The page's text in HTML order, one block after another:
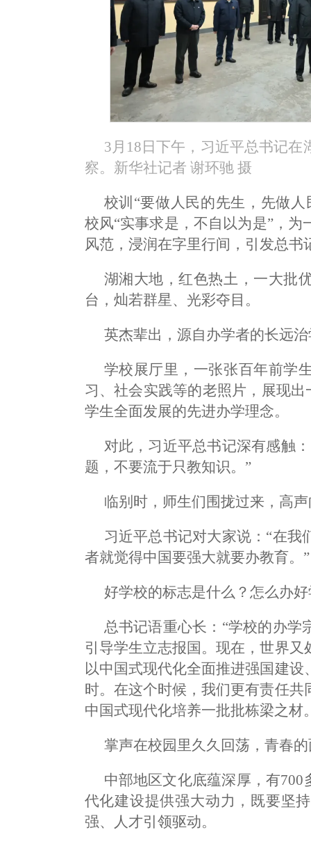
3月18日下午，习近平总书记
察。新华社记者 谢环驰 摄
校训“要做人民的先生，先做
校风“实事求是，不自以为是”，
风范，浸润在字里行间，引发总书
湖湘大地，红色热土，一大批
台，灿若群星、光彩夺目。
英杰辈出，源自办学者的长远
学校展厅里，一张张百年前学
习、社会实践等的老照片，展现出
学生全面发展的先进办学理念。
对此，习近平总书记深有感触
题，不要流于只教知识。”
临别时，师生们围拢过来，高
习近平总书记对大家说：“在
者就觉得中国要强大就要办教育。”
好学校的标志是什么？怎么办
总书记语重心长：“学校的办
引导学生立志报国。现在，世界
以中国式现代化全面推进强国建
时。在这个时候，我们更有责任
中国式现代化培养一批批栋梁之材
掌声在校园里久久回荡，青春
中部地区文化底蕴深厚，有
代化建设提供强大动力，既要坚
强、人才引领驱动。